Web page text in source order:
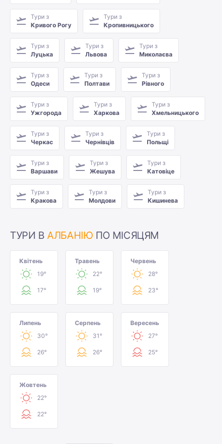
Тури з
Кривого Рогу
Тури з
Кропивницького
Тури з
Луцька
Тури з
Львова
Тури з
Миколаєва
Тури з
Одеси
Тури з
Полтави
Тури з
Рівного
Тури з
Ужгорода
Тури з
Харкова
Тури з
Хмельницького
Тури з
Черкас
Тури з
Чернівців
Тури з
Польщі
Тури з
Варшави
Тури з
Жешува
Тури з
Катовіце
Тури з
Кракова
Тури з
Молдови
Тури з
Кишинева
ТУРИ В АЛБАНІЮ ПО МІСЯЦЯМ
Квітень
19°
17°
Травень
22°
19°
Червень
28°
23°
Липень
30°
26°
Серпень
31°
26°
Вересень
27°
25°
Жовтень
22°
22°